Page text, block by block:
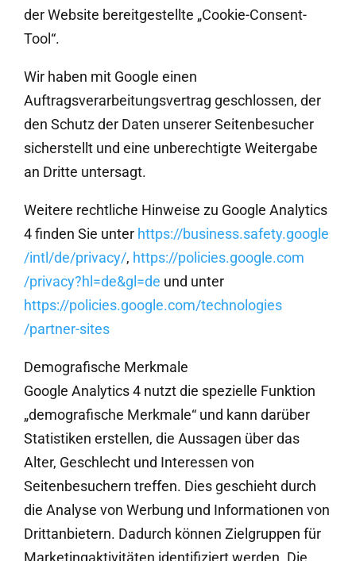
der Website bereitgestellte „Cookie-Consent-
Tool“.
Wir haben mit Google einen
Auftragsverarbeitungsvertrag geschlossen, der
den Schutz der Daten unserer Seitenbesucher
sicherstellt und eine unberechtigte Weitergabe
an Dritte untersagt.
Weitere rechtliche Hinweise zu Google Analytics
4 finden Sie unter https://business.safety.google
/intl/de/privacy/, https://policies.google.com
/privacy?hl=de&gl=de und unter
https://policies.google.com/technologies
/partner-sites
Demografische Merkmale
Google Analytics 4 nutzt die spezielle Funktion
„demografische Merkmale“ und kann darüber
Statistiken erstellen, die Aussagen über das
Alter, Geschlecht und Interessen von
Seitenbesuchern treffen. Dies geschieht durch
die Analyse von Werbung und Informationen von
Drittanbietern. Dadurch können Zielgruppen für
Marketingaktivitäten identifiziert werden. Die